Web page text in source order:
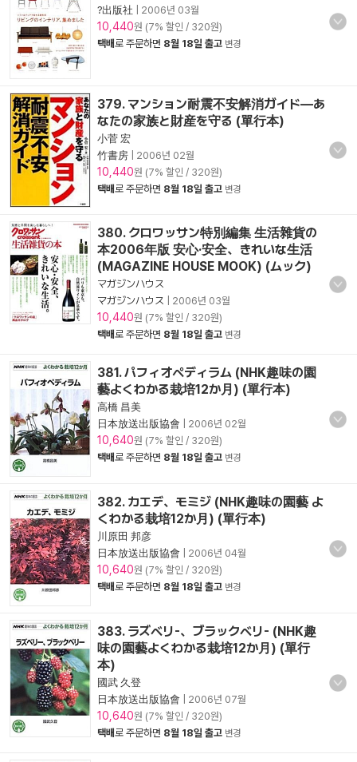
?出版社 2006년 03월
10,440원 (7% 할인 / 320원)
택배로 주문하면 8월 18일 출고 변경
379. マンション耐震不安解消ガイド―あ
なたの家族と財産を守る (單行本)
小菅 宏
竹書房
2006년 02월
10,440원 (7% 할인 / 320원)
택배로 주문하면 8월 18일 출고 변경
380. クロワッサン特別編集 生活雜貨の
本2006年版 安心·安全、きれいな生活
(MAGAZINE HOUSE MOOK) (ムック)
マガジンハウス
マガジンハウス
2006년 03월
10,440원 (7% 할인 / 320원)
택배로 주문하면 8월 18일 출고 변경
381. パフィオペディラム (NHK趣味の園
藝よくわかる栽培12か月) (單行本)
高橋 昌美
日本放送出版協會
2006년 02월
10,640원 (7% 할인 / 320원)
택배로 주문하면 8월 18일 출고 변경
382. カエデ、モミジ (NHK趣味の園藝 よ
くわかる栽培12か月) (單行本)
川原田 邦彦
日本放送出版協會
2006년 04월
10,640원 (7% 할인 / 320원)
택배로 주문하면 8월 18일 출고 변경
383. ラズベリ-、ブラックベリ- (NHK趣
味の園藝よくわかる栽培12か月) (單行
本)
國武 久登
日本放送出版協會
2006년 07월
10,640원 (7% 할인 / 320원)
택배로 주문하면 8월 18일 출고 변경